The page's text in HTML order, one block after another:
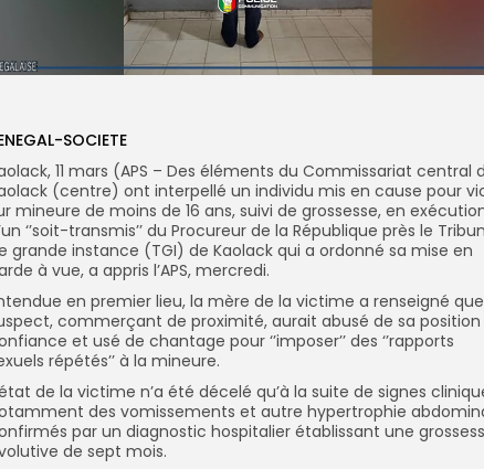
SOCIETE
11 mars (APS – Des éléments du Commissariat central
(centre) ont interpellé un individu mis en cause pour
mineure de moins de 16 ans, suivi de grossesse, en
‘’soit-transmis’’ du Procureur de la République près le
grande instance (TGI) de Kaolack qui a ordonné sa mise en
à vue, a appris l’APS, mercredi.
en premier lieu, la mère de la victime a renseigné
commerçant de proximité, aurait abusé de sa position
et usé de chantage pour ‘’imposer’’ des ‘’rapports
répétés’’ à la mineure.
de la victime n’a été décelé qu’à la suite de signes
des vomissements et autre hypertrophie
par un diagnostic hospitalier établissant une
de sept mois.